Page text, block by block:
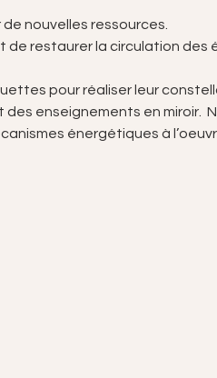
nouvelles ressources.
de restaurer la circulation des
pour réaliser leur
enseignements en miroir.
énergétiques à